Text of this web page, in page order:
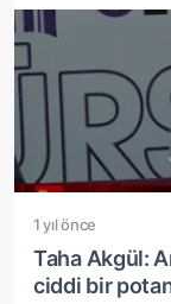
1 yıl önce
Taha Akgül:
ciddi bir